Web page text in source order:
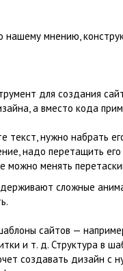
нашему мнению,
для создания
а вместо кода
текст, нужно набрать
надо перетащить
можно менять
сложные
сайтов —
и т. д. Структура в
создавать дизайн с